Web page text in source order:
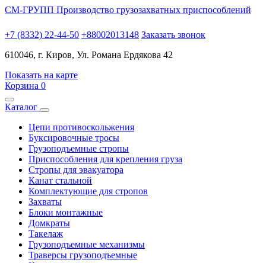
СМ-ГРУПП Производство грузозахватных приспособлений
+7 (8332) 22-44-50 +88002013148 Заказать звонок
610046, г. Киров, Ул. Романа Ердякова 42
Показать на карте
Корзина 0
Каталог
Цепи противоскольжения
Буксировочные тросы
Грузоподъемные стропы
Приспособления для крепления груза
Стропы для эвакуатора
Канат стальной
Комплектующие для стропов
Захваты
Блоки монтажные
Домкраты
Такелаж
Грузоподъемные механизмы
Траверсы грузоподъемные